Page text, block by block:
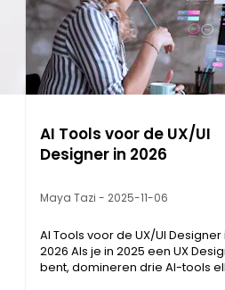
AI Tools voor de UX/UI
Designer in 2026
Maya Tazi - 2025-11-06
AI Tools voor de UX/UI Designer
2026 Als je in 2025 een UX
bent, domineren drie AI-tools